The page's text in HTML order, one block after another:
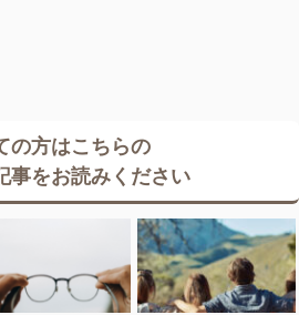
の方はこちらの
事をお読みください